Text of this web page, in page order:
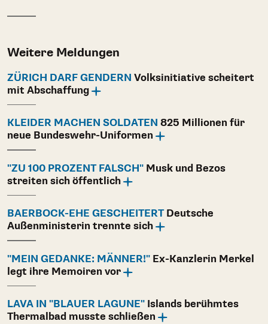
Weitere Meldungen
ZÜRICH DARF GENDERN Volksinitiative scheitert
mit Abschaffung
KLEIDER MACHEN SOLDATEN 825 Millionen für
neue Bundeswehr-Uniformen
"ZU 100 PROZENT FALSCH" Musk und Bezos
streiten sich öffentlich
BAERBOCK-EHE GESCHEITERTDeutsche
Außenministerin trennte sich
"MEIN GEDANKE: MÄNNER!" Ex-Kanzlerin Merkel
legt ihre Memoiren vor
LAVA IN "BLAUER LAGUNE" Islands berühmtes
Thermalbad musste schließen